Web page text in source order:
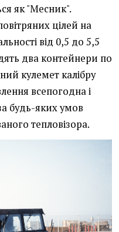
як "Месник".
цілей на
від 0,5 до 5,5
два контейнери по
кулемет калібру
всепогодна і
будь-яких умов
тепловізора.